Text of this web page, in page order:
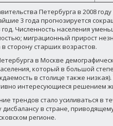
Петербурга в 2008
3 года прогнозируется
Численность населения
миграционный прирост
сторону старших возрастов.
в Москве
который в большой
в столице также
интересующиеся решением
трендов стало усиливаться в
дисбалансу в стране,
регионе.